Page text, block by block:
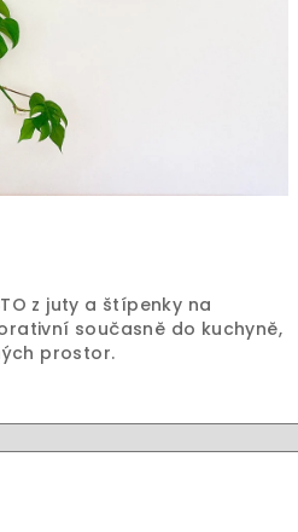
z juty a štípenky na
současně do kuchyně,
prostor.